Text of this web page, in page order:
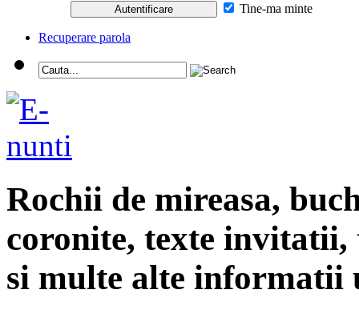
Tine-ma minte
Recuperare parola
Rochii de mireasa,
coronite, texte
si multe alte informatii